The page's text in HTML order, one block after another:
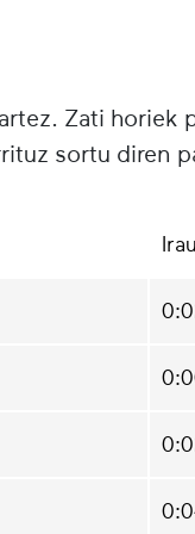
Zati horiek
sortu diren